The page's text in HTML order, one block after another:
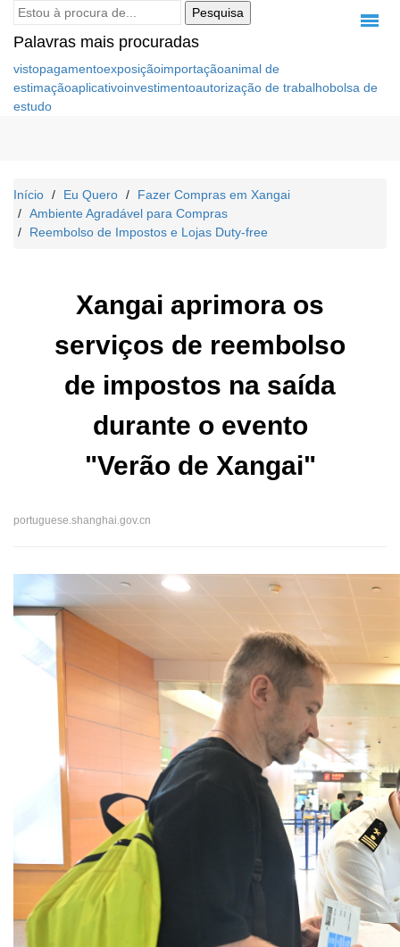
Pesquisa
Palavras mais procuradas
vistopagamentoexposiçãoimportaçãoanimal de
estimaçãoaplicativoinvestimentoautorização de trabalhobolsa de
estudo
Início Eu Quero
Fazer Compras em Xangai
Ambiente Agradável para Compras
Reembolso de Impostos e Lojas Duty-free
Xangai aprimora os
serviços de reembolso
de impostos na saída
durante o evento
"Verão de Xangai"
portuguese.shanghai.gov.cn